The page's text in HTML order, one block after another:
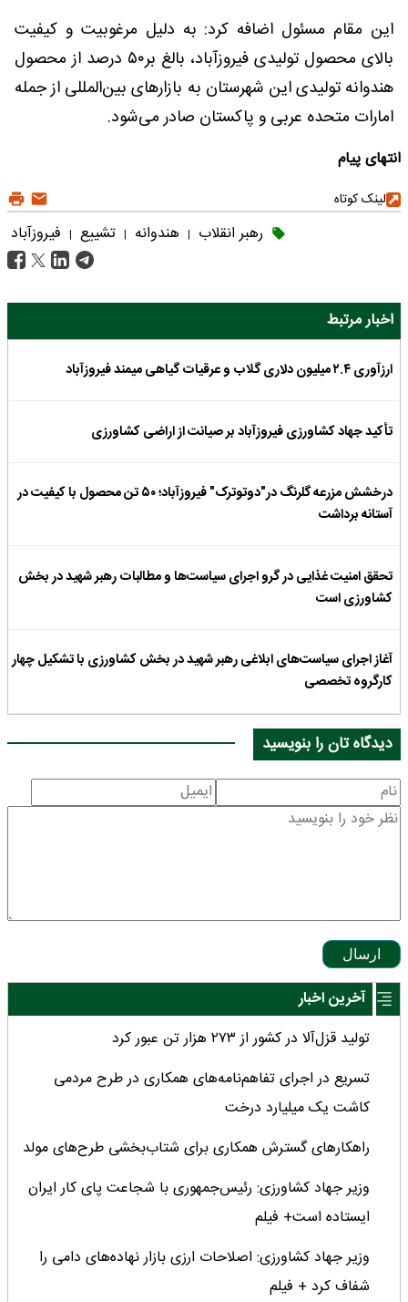
این مقام مسئول اضافه کرد: به دلیل مرغوبیت و کیفیت
بالای محصول تولیدی فیروزآباد، بالغ بر۵۰ درصد از محصول
هندوانه تولیدی این شهرستان به بازارهای بین‌المللی از جمله
امارات متحده عربی و پاکستان صادر می‌شود.
انتهای پیام
لینک کوتاه
رهبر انقلاب | هندوانه | تشییع | فیروزآباد
اخبار مرتبط
ارزآوری ۲.۴ میلیون دلاری گلاب و عرقیات گیاهی میمند فیروزآباد
تأکید جهاد کشاورزی فیروزآباد بر صیانت از اراضی کشاورزی
درخشش مزرعه گلرنگ در"دوتوترک" فیروزآباد؛ ۵۰ تن محصول با کیفیت در
آستانه برداشت
تحقق امنیت غذایی در گرو اجرای سیاست‌ها و مطالبات رهبر شهید در بخش
کشاورزی است
آغاز اجرای سیاست‌های ابلاغی رهبر شهید در بخش کشاورزی با تشکیل چهار
کارگروه تخصصی
دیدگاه تان را بنویسید
ارسال
آخرین اخبار
تولید قزل‌آلا در کشور از ۲۷۳ هزار تن عبور کرد
تسریع در اجرای تفاهم‌نامه‌های همکاری در طرح مردمی
کاشت یک میلیارد درخت
راهکارهای گسترش همکاری برای شتاب‌بخشی طرح‌های مولد
وزیر جهاد کشاورزی: رئیس‌جمهوری با شجاعت پای کار ایران
ایستاده است+ فیلم
وزیر جهاد کشاورزی: اصلاحات ارزی بازار نهاده‌های دامی را
شفاف کرد + فیلم